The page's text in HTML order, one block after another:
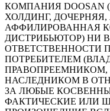
КОМПАНИЯ
ХОЛДИНГ,
АФФИЛИРОВАННАЯ
ДИСТРИБЬЮТОР) НИ
ОТВЕТСТВЕННОСТИ
ПОТРЕБИТЕЛЕМ
НАСЛЕДНИКОМ В
ЗА ЛЮБЫЕ
ФАКТИЧЕСКИЕ ИЛИ